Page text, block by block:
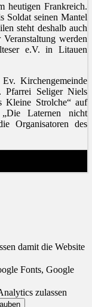
heutigen Frankreich.
Soldat seinen Mantel
steht deshalb auch
werden
e.V. in Litauen
Kirchengemeinde
Pfarrei Seliger Niels
Kleine Strolche“ auf
Laternen nicht
Organisatoren des
damit die Website
Fonts, Google
zulassen